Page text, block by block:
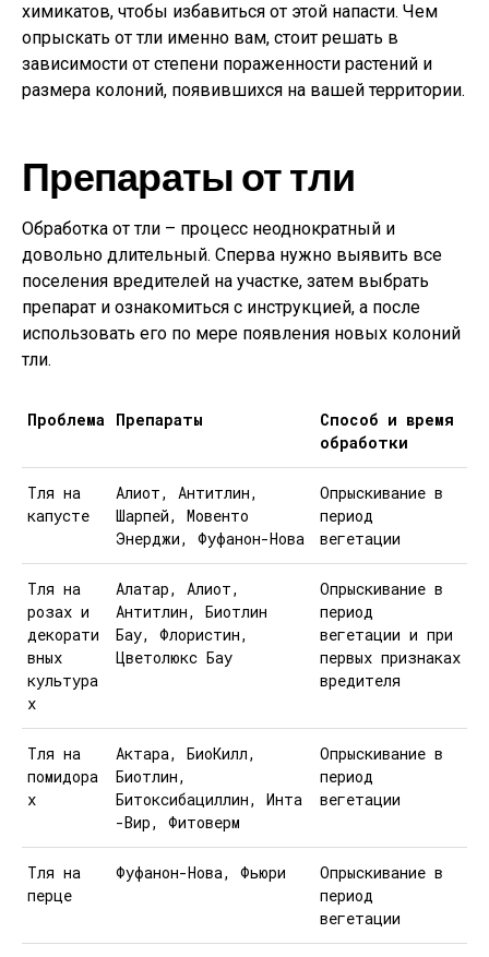
химикатов, чтобы избавиться от этой напасти. Чем
опрыскать от тли именно вам, стоит решать в
зависимости от степени пораженности растений и
размера колоний, появившихся на вашей территории.
Препараты от тли
Обработка от тли – процесс неоднократный и
довольно длительный. Сперва нужно выявить все
поселения вредителей на участке, затем выбрать
препарат и ознакомиться с инструкцией, а после
использовать его по мере появления новых колоний
тли.
Проблема Препараты
Способ и время
обработки
Тля на
капусте
Алиот, Антитлин,
Шарпей, Мовенто
Энерджи, Фуфанон-Нова
Опрыскивание в
период
вегетации
Тля на
розах и
декорати
вных
культура
х
Алатар, Алиот,
Антитлин, Биотлин
Бау, Флористин,
Цветолюкс Бау
Опрыскивание в
период
вегетации и при
первых признаках
вредителя
Тля на
помидора
х
Актара, БиоКилл,
Биотлин,
Битоксибациллин, Инта
-Вир, Фитоверм
Опрыскивание в
период
вегетации
Тля на
перце
Фуфанон-Нова, Фьюри
Опрыскивание в
период
вегетации